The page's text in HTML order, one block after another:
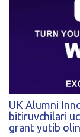
UK Alumni
bitiruvchilari
grant yutib